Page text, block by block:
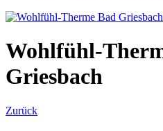
Wohlfühl-
Griesbach
Zurück